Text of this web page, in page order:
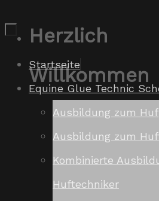
Zum
springen
Herzlich
Willkommen
Zum
Inhalt
springen
Startseite
Equine Glue Technic
Ausbildung zum
Ausbildung zum
Kombinierte
Huftechniker